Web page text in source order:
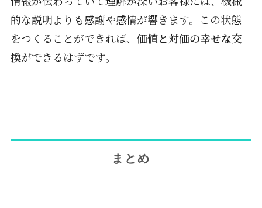
的な説明よりも感謝や感情が響きます。この状態
をつくることができれば、 価値と対価の幸せな交
換ができるはずです。
まとめ